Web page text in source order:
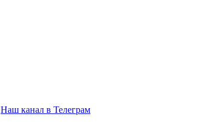
Наш канал в Телеграм